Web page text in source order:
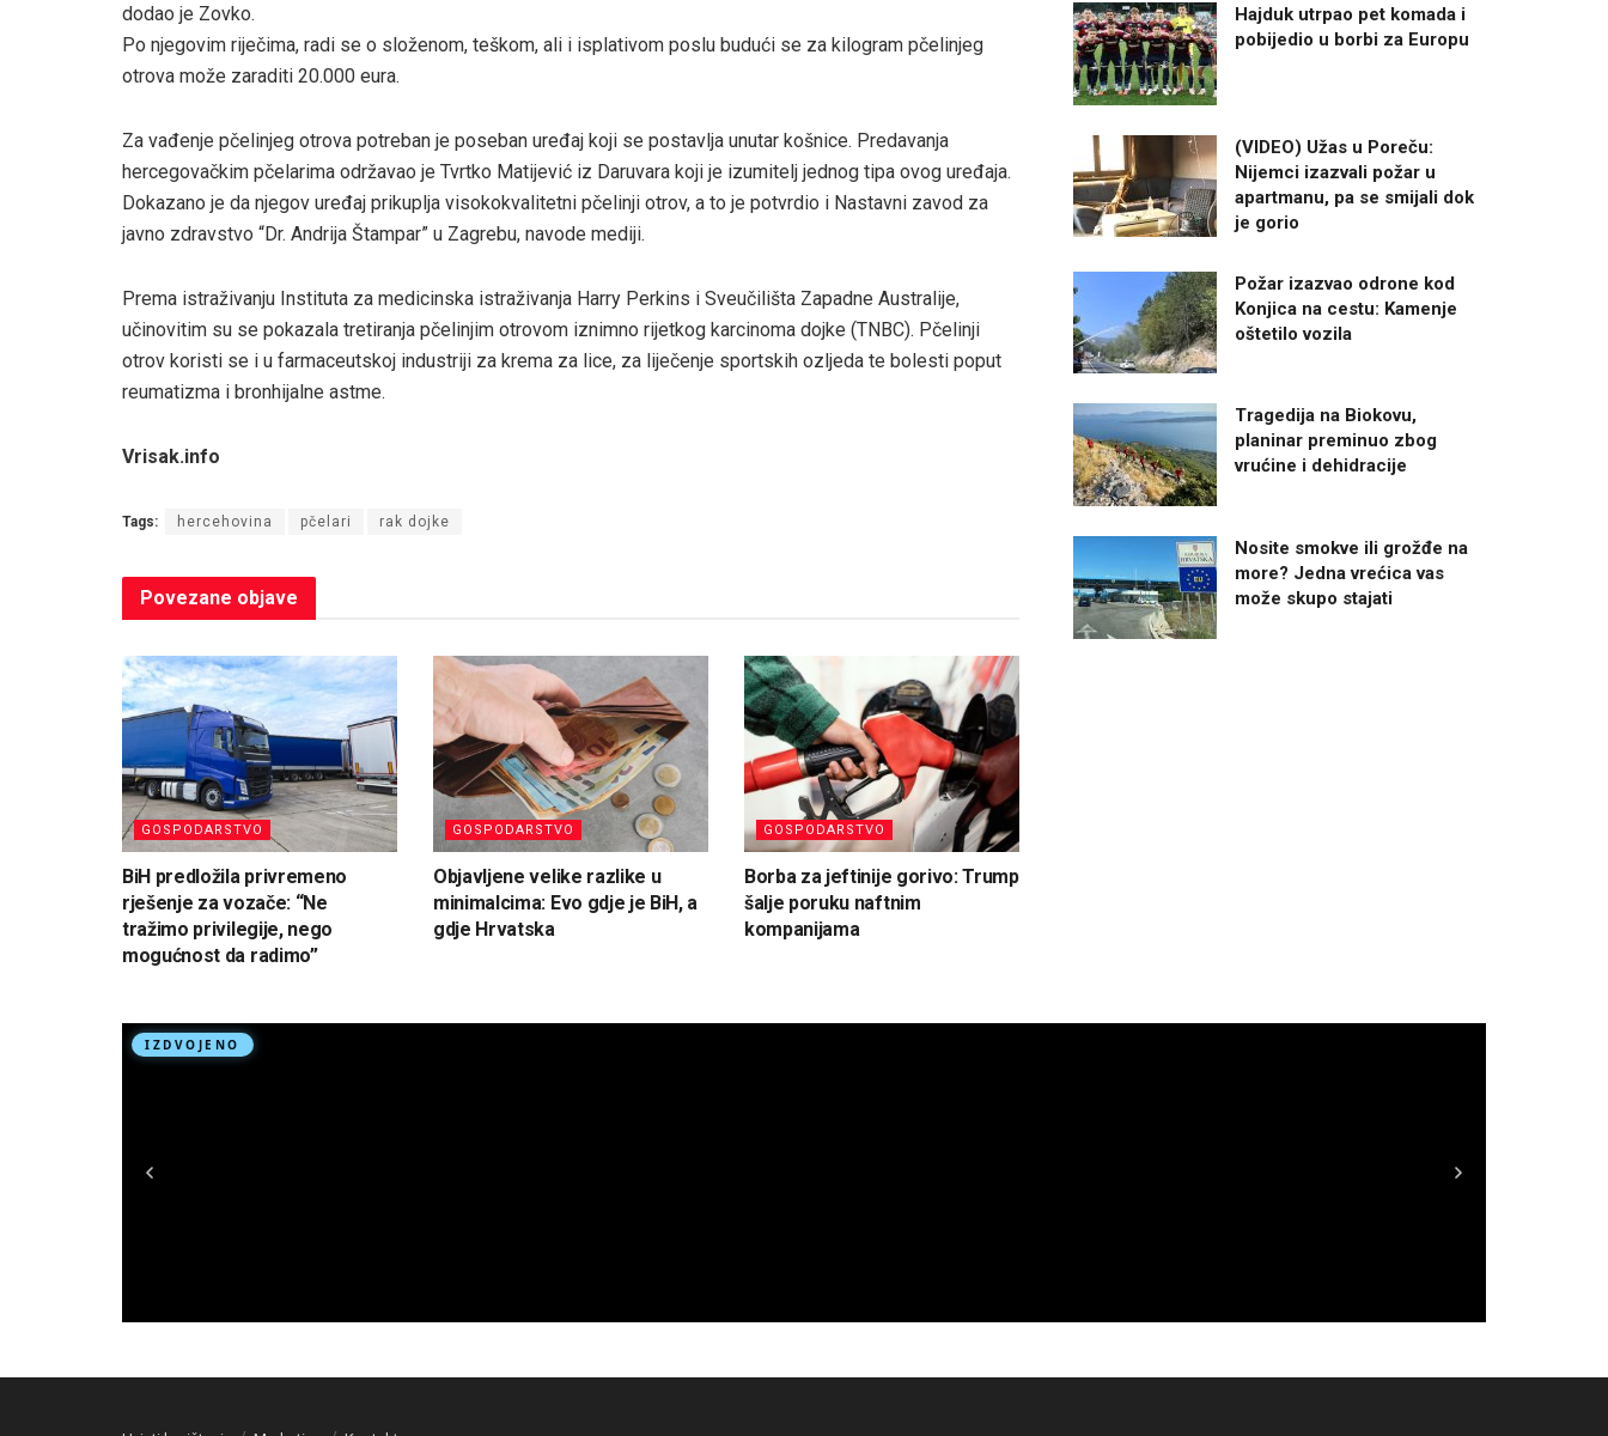
dodao je Zovko.
Po njegovim riječima, radi se o složenom, teškom, ali i isplativom poslu budući se za kilogram pčelinjeg
otrova može zaraditi 20.000 eura.
Za vađenje pčelinjeg otrova potreban je poseban uređaj koji se postavlja unutar košnice. Predavanja
hercegovačkim pčelarima održavao je Tvrtko Matijević iz Daruvara koji je izumitelj jednog tipa ovog uređaja.
Dokazano je da njegov uređaj prikuplja visokokvalitetni pčelinji otrov, a to je potvrdio i Nastavni zavod za
javno zdravstvo “Dr. Andrija Štampar” u Zagrebu, navode mediji.
Prema istraživanju Instituta za medicinska istraživanja Harry Perkins i Sveučilišta Zapadne Australije,
učinovitim su se pokazala tretiranja pčelinjim otrovom iznimno rijetkog karcinoma dojke (TNBC). Pčelinji
otrov koristi se i u farmaceutskoj industriji za krema za lice, za liječenje sportskih ozljeda te bolesti poput
reumatizma i bronhijalne astme.
Vrisak.info
Tags: hercehovina pčelari rak dojke
Povezane objave
GOSPODARSTVO
BiH predložila privremeno
rješenje za vozače: “Ne
tražimo privilegije, nego
mogućnost da radimo”
GOSPODARSTVO
Objavljene velike razlike u
minimalcima: Evo gdje je BiH, a
gdje Hrvatska
GOSPODARSTVO
Borba za jeftinije gorivo: Trump
šalje poruku naftnim
kompanijama
Hajduk utrpao pet komada i
pobijedio u borbi za Europu
(VIDEO) Užas u Poreču:
Nijemci izazvali požar u
apartmanu, pa se smijali dok
je gorio
Požar izazvao odrone kod
Konjica na cestu: Kamenje
oštetilo vozila
Tragedija na Biokovu,
planinar preminuo zbog
vrućine i dehidracije
Nosite smokve ili grožđe na
more? Jedna vrećica vas
može skupo stajati